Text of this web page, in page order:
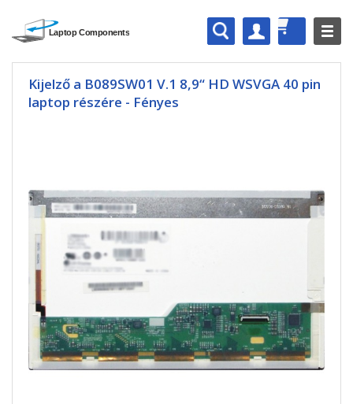
Kijelző a B089SW01 V.1 8,9“ HD WSVGA 40 pin
laptop részére - Fényes